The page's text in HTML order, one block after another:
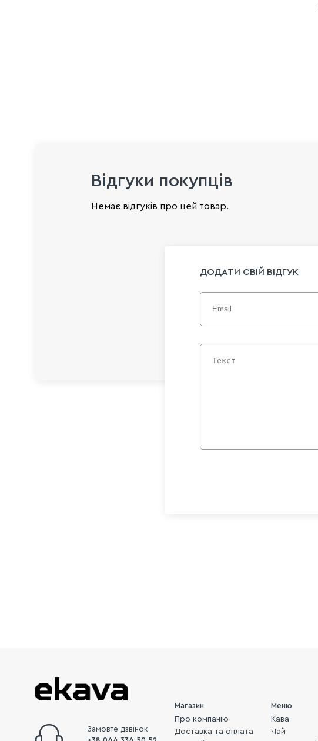
Відгуки покупців
Немає відгуків про цей товар.
ДОДАТИ СВІЙ ВІДГУК
Замовте дзвінок
Магазин
Про компанію
Доставка та оплата
Меню
Кава
Чай